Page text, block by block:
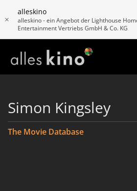
alleskino
alleskino - ein Angebot der Lighthouse
Entertainment Vertriebs GmbH & Co. KG
Simon Kingsley
The Movie Database